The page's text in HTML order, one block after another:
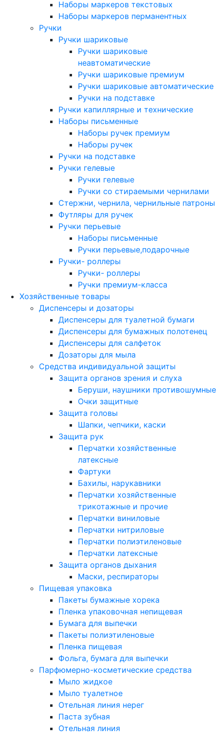
Наборы маркеров текстовых
Наборы маркеров перманентных
Ручки
Ручки шариковые
Ручки шариковые
неавтоматические
Ручки шариковые премиум
Ручки шариковые автоматические
Ручки на подставке
Ручки капиллярные и технические
Наборы письменные
Наборы ручек премиум
Наборы ручек
Ручки на подставке
Ручки гелевые
Ручки гелевые
Ручки со стираемыми чернилами
Стержни, чернила, чернильные патроны
Футляры для ручек
Ручки перьевые
Наборы письменные
Ручки перьевые,подарочные
Ручки- роллеры
Ручки- роллеры
Ручки премиум-класса
Хозяйственные товары
Диспенсеры и дозаторы
Диспенсеры для туалетной бумаги
Диспенсеры для бумажных полотенец
Диспенсеры для салфеток
Дозаторы для мыла
Средства индивидуальной защиты
Защита органов зрения и слуха
Беруши, наушники противошумные
Очки защитные
Защита головы
Шапки, чепчики, каски
Защита рук
Перчатки хозяйственные
латексные
Фартуки
Бахилы, нарукавники
Перчатки хозяйственные
трикотажные и прочие
Перчатки виниловые
Перчатки нитриловые
Перчатки полиэтиленовые
Перчатки латексные
Защита органов дыхания
Маски, респираторы
Пищевая упаковка
Пакеты бумажные хорека
Пленка упаковочная непищевая
Бумага для выпечки
Пакеты полиэтиленовые
Пленка пищевая
Фольга, бумага для выпечки
Парфюмерно-косметические средства
Мыло жидкое
Мыло туалетное
Отельная линия нерег
Паста зубная
Отельная линия